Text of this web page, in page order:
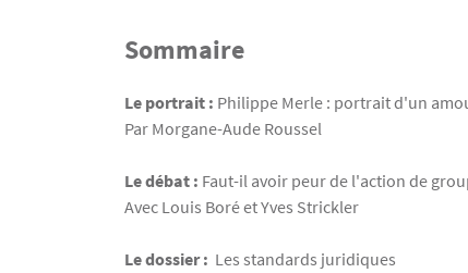
Texte
Sommaire
Le portrait : Philippe Merle : portrait d'un
Par Morgane-Aude Roussel
Le débat : Faut-il avoir peur de l'action de
Avec Louis Boré et Yves Strickler
Le dossier : Les standards juridiques